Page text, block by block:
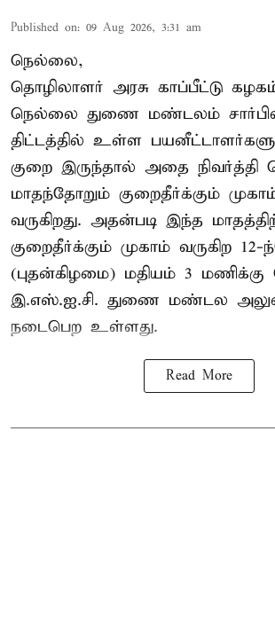
Published on: 09 Aug 2026, 3:31 am
நெல்லை,
தொழிலாளர் அரசு காப்பீட்டு
நெல்லை துணை மண்டலம்
திட்டத்தில் உள்ள
குறை இருந்தால் அதை நிவர்த்தி
மாதந்தோறும் குறைதீர்க்கும்
வருகிறது. அதன்படி இந்த
குறைதீர்க்கும் முகாம் வருகிற 12-
(புதன்கிழமை) மதியம் 3
இ.எஸ்.ஐ.சி. துணை மண்டல
நடைபெற உள்ளது.
Read More